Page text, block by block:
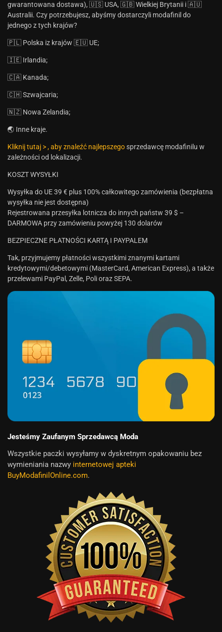
gwarantowana dostawa), 🇺🇸 USA, 🇬🇧 Wielkiej Brytanii i 🇦🇺
Australii. Czy potrzebujesz, abyśmy dostarczyli modafinil do
jednego z tych krajów?
🇵🇱 Polska iz krajów 🇪🇺 UE;
🇮🇪 Irlandia;
🇨🇦 Kanada;
🇨🇭 Szwajcaria;
🇳🇿 Nowa Zelandia;
🌏 Inne kraje.
Kliknij tutaj > , aby znaleźć najlepszegosprzedawcę modafinilu w
zależności od lokalizacji.
KOSZT WYSYŁKI
Wysyłka do UE 39 € plus 100% całkowitego zamówienia (bezpłatna
wysyłka nie jest dostępna)
Rejestrowana przesyłka lotnicza do innych państw 39 $ –
DARMOWA przy zamówieniu powyżej 130 dolarów
BEZPIECZNE PŁATNOŚCI KARTĄ I PAYPALEM
Tak, przyjmujemy płatności wszystkimi znanymi kartami
kredytowymi/debetowymi (MasterCard, American Express), a także
przelewami PayPal, Zelle, Poli oraz SEPA.
Jesteśmy Zaufanym Sprzedawcą Moda
Wszystkie paczki wysyłamy w dyskretnym opakowaniu bez
wymieniania nazwy internetowej apteki
BuyModafinilOnline.com.